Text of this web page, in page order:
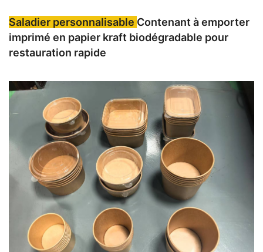
Saladier personnalisable Contenant à emporter
imprimé en papier kraft biodégradable pour
restauration rapide